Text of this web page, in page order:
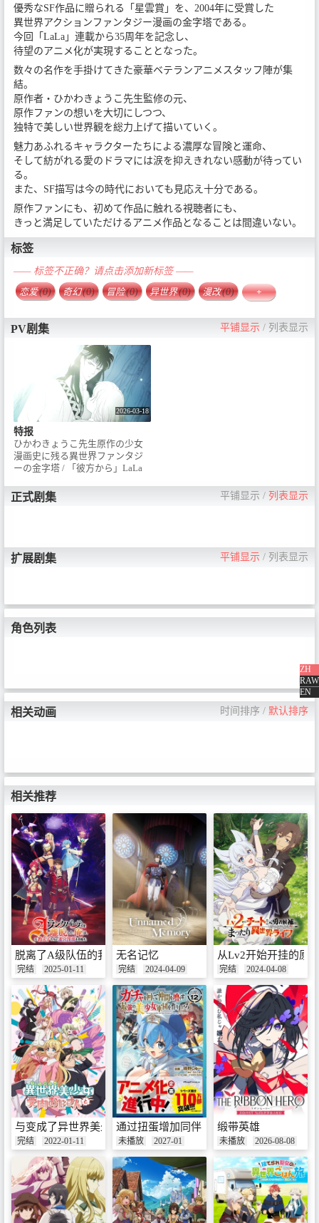
ZH
RAW
EN
優秀なSF作品に贈られる「星雲賞」を、2004年に受賞した
異世界アクションファンタジー漫画の金字塔である。
今回「LaLa」連載から35周年を記念し、
待望のアニメ化が実現することとなった。
数々の名作を手掛けてきた豪華ベテランアニメスタッフ陣が集
結。
原作者・ひかわきょうこ先生監修の元、
原作ファンの想いを大切にしつつ、
独特で美しい世界観を総力上げて描いていく。
魅力あふれるキャラクターたちによる濃厚な冒険と運命、
そして紡がれる愛のドラマには涙を抑えきれない感動が待ってい
る。
また、SF描写は今の時代においても見応え十分である。
原作ファンにも、初めて作品に触れる視聴者にも、
きっと満足していただけるアニメ作品となることは間違いない。
标签
—— 标签不正确？请点击添加新标签 ——
恋爱(0) 奇幻(0) 冒险(0) 异世界(0) 漫改(0) +
PV剧集 平铺显示 / 列表显示
2026-03-18
特报
ひかわきょうこ先生原作の少女
漫画史に残る異世界ファンタジ
ーの金字塔 / 「彼方から」LaLa
2026年TVアニメ化決定！愛と滅
びの物語がいま、目覚めるーー /
ょうこ/白泉社 ©ひかわきょう
こ・白泉社／彼方から製作委員
正式剧集 平铺显示 /列表显示
扩展剧集 平铺显示 / 列表显示
角色列表
相关动画 时间排序 / 默认排序
相关推荐
脱离了A级队伍的我，和从前的徒弟们前往迷宫深处。
完结 2025-01-11
无名记忆
完结 2024-04-09
从Lv2开始开挂的原
完结 2024-04-08
与变成了异世界美少女的大叔一起冒险
完结 2022-01-11
通过扭蛋增加同伴 建立最强美少女军团
未播放 2027-01
缎带英雄
未播放 2026-08-08